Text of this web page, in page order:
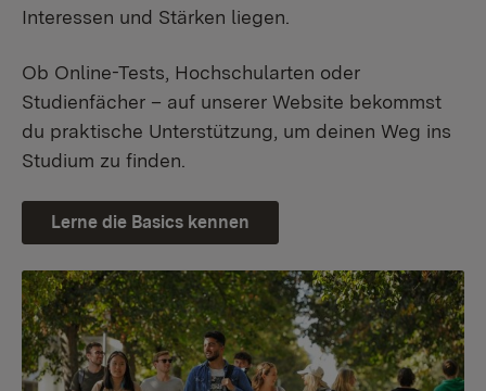
Interessen und Stärken liegen.
Ob Online-Tests, Hochschularten oder
Studienfächer – auf unserer Website bekommst
du praktische Unterstützung, um deinen Weg ins
Studium zu finden.
Lerne die Basics kennen